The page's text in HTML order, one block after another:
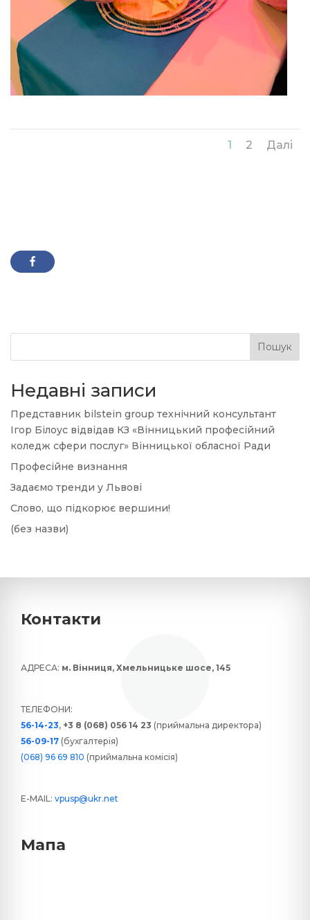
1 2 Далі
Пошук
Недавні записи
Представник bilstein group технічний консультант
Ігор Білоус відвідав КЗ «Вінницький професійний
коледж сфери послуг» Вінницької обласної Ради
Професійне визнання
Задаємо тренди у Львові
Слово, що підкорює вершини!
(без назви)
Контакти
АДРЕСА: м. Вінниця, Хмельницьке шосе, 145
ТЕЛЕФОНИ:
56-14-23, +3 8 (068) 056 14 23 (приймальна директора)
56-09-17 (бухгалтерія)
(068) 96 69 810 (приймальна комісія)
E-MAIL: vpusp@ukr.net
Мапа